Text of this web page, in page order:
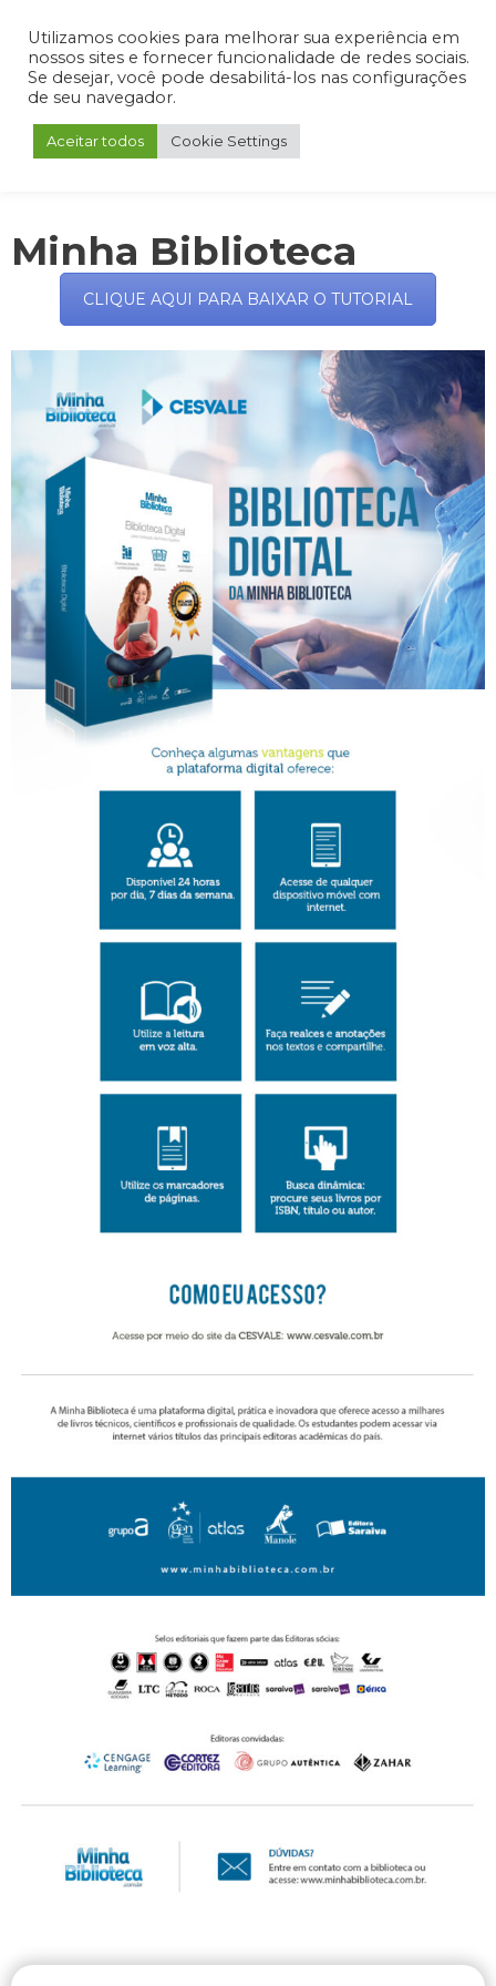
Admin Portal do Aluno Portal do Professor Portal do Coordenador
Minha Biblioteca
CLIQUE AQUI PARA BAIXAR O TUTORIAL
Utilizamos cookies para melhorar sua experiência em
nossos sites e fornecer funcionalidade de redes sociais.
Se desejar, você pode desabilitá-los nas configurações
de seu navegador.
Aceitar todos Cookie Settings